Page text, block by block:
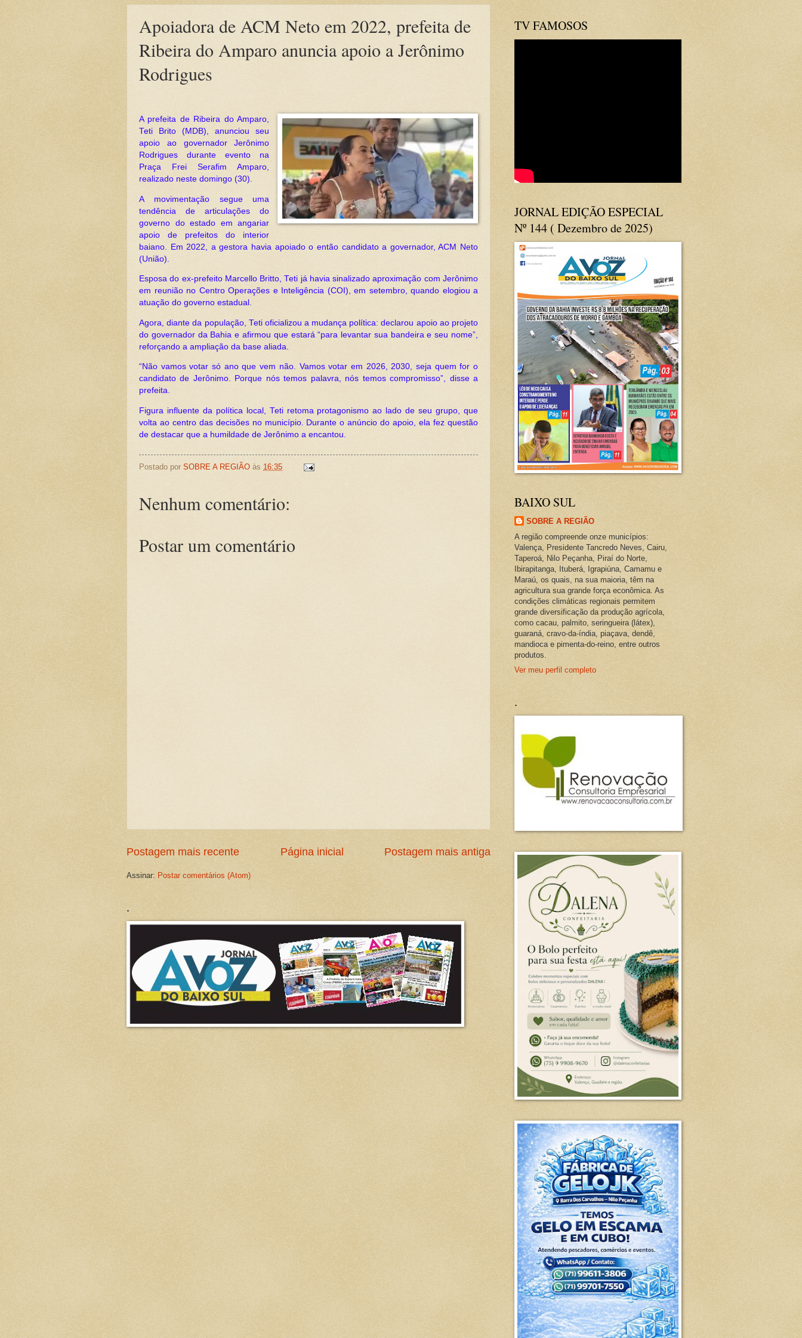
Apoiadora de ACM Neto em 2022, prefeita de
Ribeira do Amparo anuncia apoio a Jerônimo
Rodrigues
A prefeita de Ribeira do Amparo,
Teti Brito (MDB), anunciou seu
apoio ao governador Jerônimo
Rodrigues durante evento na
Praça Frei Serafim Amparo,
realizado neste domingo (30).
A movimentação segue uma
tendência de articulações do
governo do estado em angariar
apoio de prefeitos do interior
baiano. Em 2022, a gestora havia apoiado o então candidato a governador, ACM Neto
(União).
Esposa do ex-prefeito Marcello Britto, Teti já havia sinalizado aproximação com Jerônimo
em reunião no Centro Operações e Inteligência (COI), em setembro, quando elogiou a
atuação do governo estadual.
Agora, diante da população, Teti oficializou a mudança política: declarou apoio ao projeto
do governador da Bahia e afirmou que estará “para levantar sua bandeira e seu nome”,
reforçando a ampliação da base aliada.
“Não vamos votar só ano que vem não. Vamos votar em 2026, 2030, seja quem for o
candidato de Jerônimo. Porque nós temos palavra, nós temos compromisso”, disse a
prefeita.
Figura influente da política local, Teti retoma protagonismo ao lado de seu grupo, que
volta ao centro das decisões no município. Durante o anúncio do apoio, ela fez questão
de destacar que a humildade de Jerônimo a encantou.
Postado por SOBRE A REGIÃO às 16:35
Nenhum comentário:
Postar um comentário
Postagem mais recente Postagem mais antiga
Página inicial
Assinar: Postar comentários (Atom)
.
TV FAMOSOS
JORNAL EDIÇÃO ESPECIAL
Nº 144 ( Dezembro de 2025)
BAIXO SUL
SOBRE A REGIÃO
A região compreende onze municípios:
Valença, Presidente Tancredo Neves, Cairu,
Taperoá, Nilo Peçanha, Piraí do Norte,
Ibirapitanga, Ituberá, Igrapiúna, Camamu e
Maraú, os quais, na sua maioria, têm na
agricultura sua grande força econômica. As
condições climáticas regionais permitem
grande diversificação da produção agrícola,
como cacau, palmito, seringueira (látex),
guaraná, cravo-da-índia, piaçava, dendê,
mandioca e pimenta-do-reino, entre outros
produtos.
Ver meu perfil completo
.